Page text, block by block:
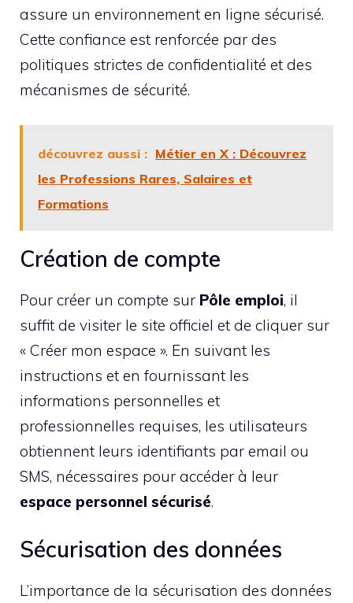
assure un environnement en ligne sécurisé.
Cette confiance est renforcée par des
politiques strictes de confidentialité et des
mécanismes de sécurité.
découvrez aussi : Métier en X : Découvrez
les Professions Rares, Salaires et
Formations
Création de compte
Pour créer un compte sur Pôle emploi, il
suffit de visiter le site officiel et de cliquer sur
« Créer mon espace ». En suivant les
instructions et en fournissant les
informations personnelles et
professionnelles requises, les utilisateurs
obtiennent leurs identifiants par email ou
SMS, nécessaires pour accéder à leur
espace personnel sécurisé.
Sécurisation des données
L’importance de la sécurisation des données